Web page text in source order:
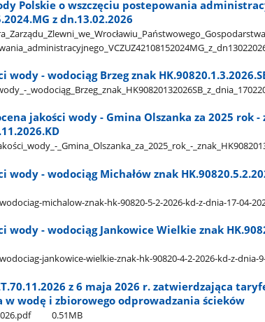
Polskie o wszczęciu postepowania
z dn.13.02.2026
wody - wodociąg Brzeg znak
jakości wody - Gmina Olszanka za 2025 rok -
​_Gmina​_Olszanka​_za​_2025​_rok​_-​
wody - wodociąg Michałów znak
michalow-znak-hk-90820-5-2-2026-kd-z-dnia-17-04-
wody - wodociąg Jankowice Wielkie znak
jankowice-wielkie-znak-hk-90820-4-2-2026-kd-z-dnia-
z 6 maja 2026 r. zatwierdzająca
w wodę i zbiorowego odprowadzania ścieków
0.51MB